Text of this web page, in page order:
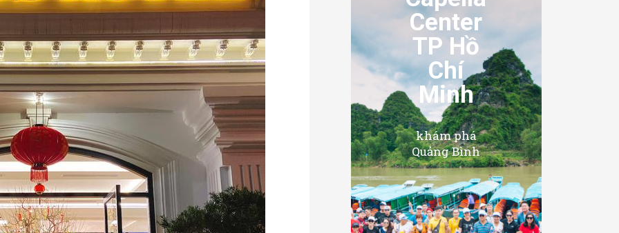
Center
TP Hồ
Chí
Minh
khám phá
Quảng Bình